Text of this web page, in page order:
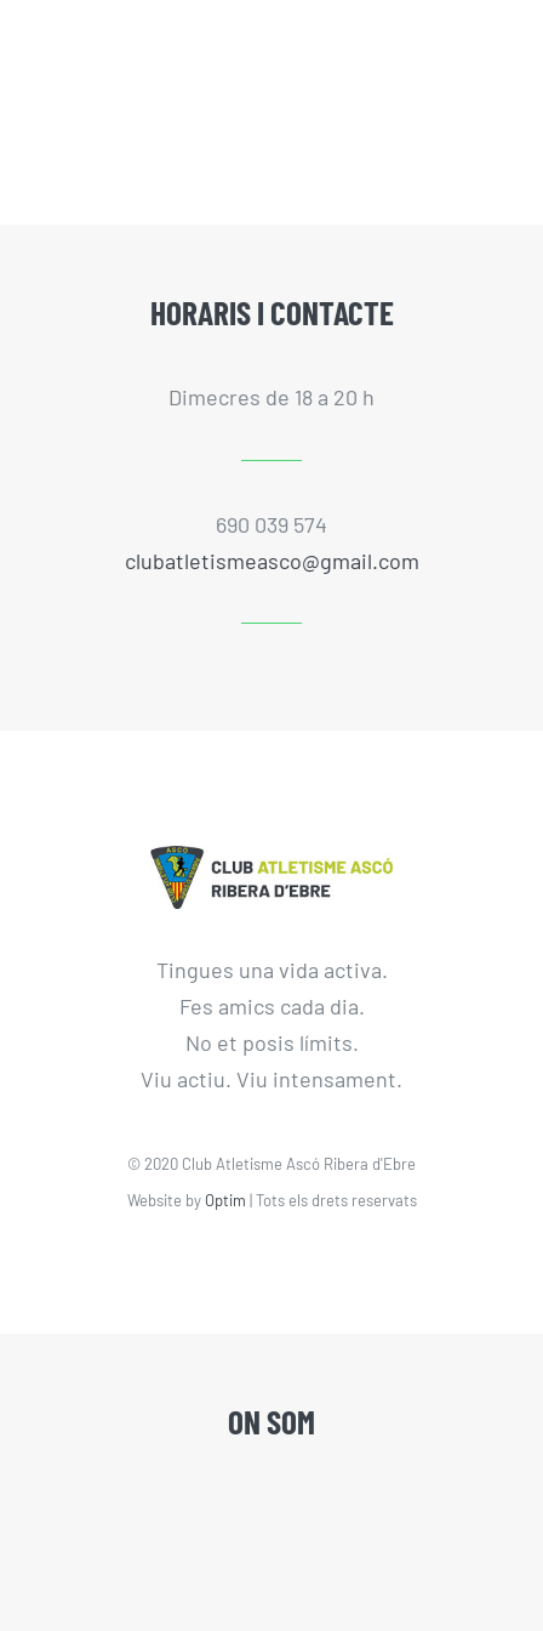
HORARIS I CONTACTE
Dimecres de 18 a 20 h
690 039 574
clubatletismeasco@gmail.com
Tingues una vida activa.
Fes amics cada dia.
No et posis límits.
Viu actiu. Viu intensament.
© 2020 Club Atletisme Ascó Ribera d'Ebre
Website by Optim | Tots els drets reservats
ON SOM